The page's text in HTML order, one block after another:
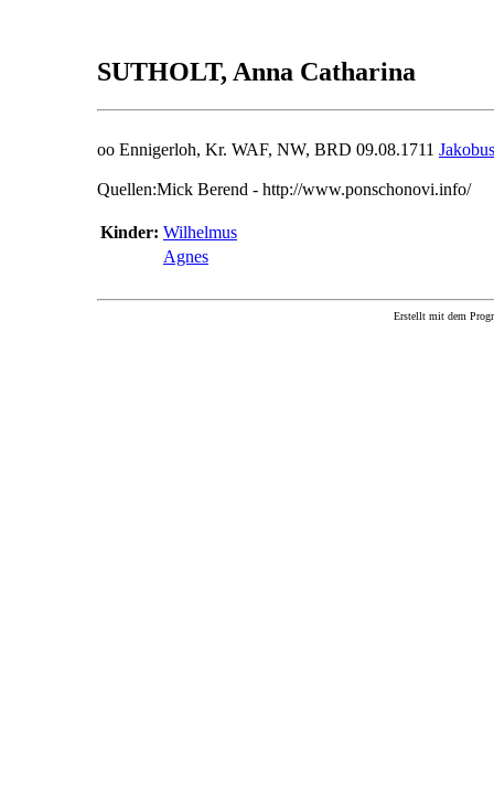
SUTHOLT, Anna Catharina
oo Ennigerloh, Kr. WAF, NW, BRD 09.08.1711
Quellen:Mick Berend - http://www.ponschonovi.info/
Kinder: Wilhelmus
Agnes
Erstellt mit dem